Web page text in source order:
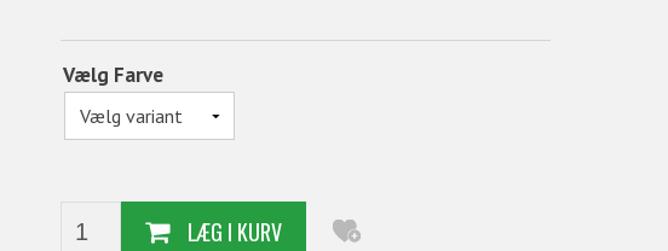
Vælg Farve